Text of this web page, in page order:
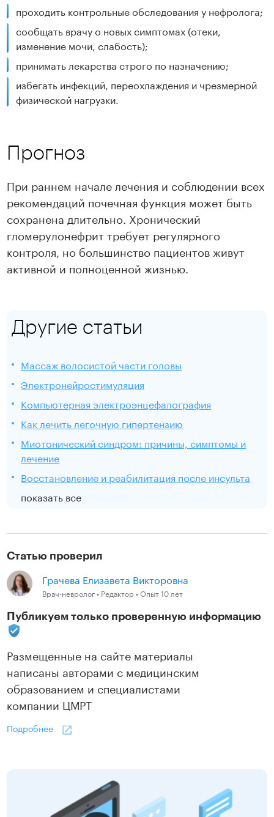
проходить контрольные обследования у нефролога;
сообщать врачу о новых симптомах (отеки,
изменение мочи, слабость);
принимать лекарства строго по назначению;
избегать инфекций, переохлаждения и чрезмерной
физической нагрузки.
Прогноз
При раннем начале лечения и соблюдении всех
рекомендаций почечная функция может быть
сохранена длительно. Хронический
гломерулонефрит требует регулярного
контроля, но большинство пациентов живут
активной и полноценной жизнью.
Другие статьи
Массаж волосистой части головы
Электронейростимуляция
Компьютерная электроэнцефалография
Как лечить легочную гипертензию
Миотонический синдром: причины, симптомы и
лечение
Восстановление и реабилитация после инсульта
показать все
Статью проверил
Грачева Елизавета Викторовна
Врач-невролог • Редактор • Опыт 10 лет
Публикуем только проверенную информацию
Размещенные на сайте материалы
написаны авторами с медицинским
образованием и специалистами
компании ЦМРТ
Подробнее